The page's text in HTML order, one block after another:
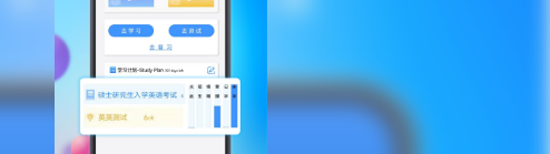
福词汇。
住只有一个弃，但实际上，只要你找到三个时间之间的联系，记住